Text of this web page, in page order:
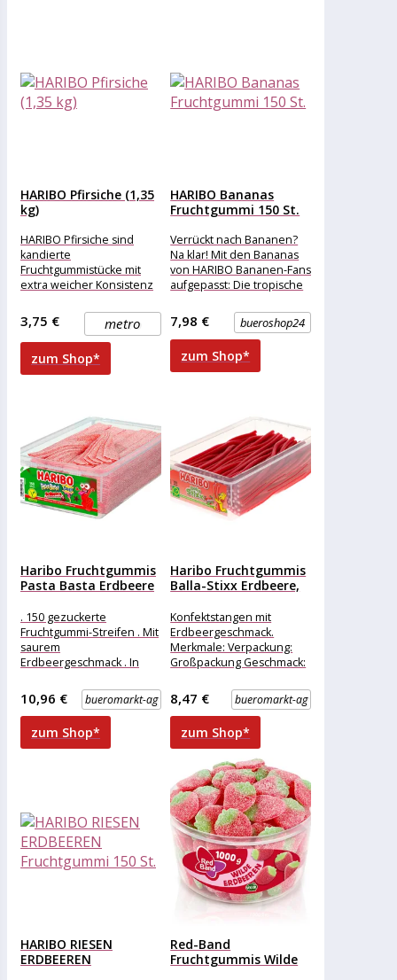
HARIBO Pfirsiche (1,35
kg)
HARIBO Pfirsiche sind
kandierte
Fruchtgummistücke mit
extra weicher Konsistenz
den erfrischenden
Pfirsich-Geschmack seit
vielen Jahren großer
metro
3,75 €
zum Shop*
HARIBO Bananas
Fruchtgummi 150 St.
Verrückt nach Bananen?
Na klar! Mit den Bananas
von HARIBO Bananen-Fans
aufgepasst: Die tropische
bueroshop24
7,98 €
zum Shop*
Haribo Fruchtgummis
Pasta Basta Erdbeere
. 150 gezuckerte
Fruchtgummi-Streifen . Mit
saurem
Erdbeergeschmack . In
Dose Merkmale:
Ausführung: vegan
Verpackung: Großpackung
Geschmack: Frucht, sauer
bueromarkt-ag
10,96 €
zum Shop*
Haribo Fruchtgummis
Balla-Stixx Erdbeere,
Konfektstangen mit
Erdbeergeschmack.
Merkmale: Verpackung:
Großpackung Geschmack:
künstliche Farbstoffe
Zutaten: Zucker
Glukosesirup
WEIZENMEHL Wasser
WEIZENSTÄRKE Dextrose
Palmfett
bueromarkt-ag
8,47 €
zum Shop*
HARIBO RIESEN
ERDBEEREN
Red-Band
Fruchtgummis Wilde